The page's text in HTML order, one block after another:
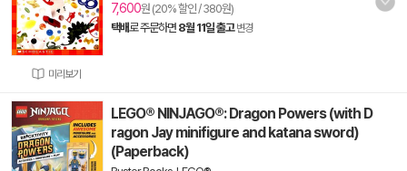
미리보기
7,600원 (20% 할인 / 380원)
택배로 주문하면 8월 11일 출고 변경
LEGO® NINJAGO®: Dragon Powers (with D
ragon Jay minifigure and katana sword)
(Paperback)